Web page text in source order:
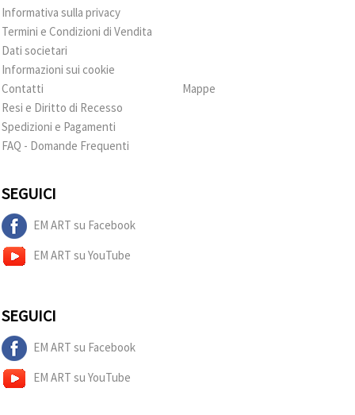
Informativa sulla privacy
Termini e Condizioni di Vendita
Dati societari
Informazioni sui cookie
Contatti
Resi e Diritto di Recesso
Spedizioni e Pagamenti
FAQ - Domande Frequenti
Mappe
SEGUICI
EM ART su Facebook
EM ART su YouTube
SEGUICI
EM ART su Facebook
EM ART su YouTube